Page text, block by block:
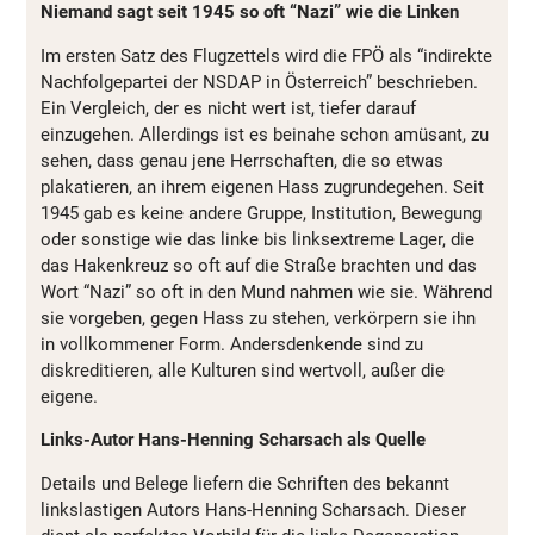
Niemand sagt seit 1945 so oft “Nazi” wie die Linken
Im ersten Satz des Flugzettels wird die FPÖ als “indirekte
Nachfolgepartei der NSDAP in Österreich” beschrieben.
Ein Vergleich, der es nicht wert ist, tiefer darauf
einzugehen. Allerdings ist es beinahe schon amüsant, zu
sehen, dass genau jene Herrschaften, die so etwas
plakatieren, an ihrem eigenen Hass zugrundegehen. Seit
1945 gab es keine andere Gruppe, Institution, Bewegung
oder sonstige wie das linke bis linksextreme Lager, die
das Hakenkreuz so oft auf die Straße brachten und das
Wort “Nazi” so oft in den Mund nahmen wie sie. Während
sie vorgeben, gegen Hass zu stehen, verkörpern sie ihn
in vollkommener Form. Andersdenkende sind zu
diskreditieren, alle Kulturen sind wertvoll, außer die
eigene.
Links-Autor Hans-Henning Scharsach als Quelle
Details und Belege liefern die Schriften des bekannt
linkslastigen Autors Hans-Henning Scharsach. Dieser